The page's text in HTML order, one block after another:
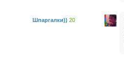
Шпаргалки)) 20